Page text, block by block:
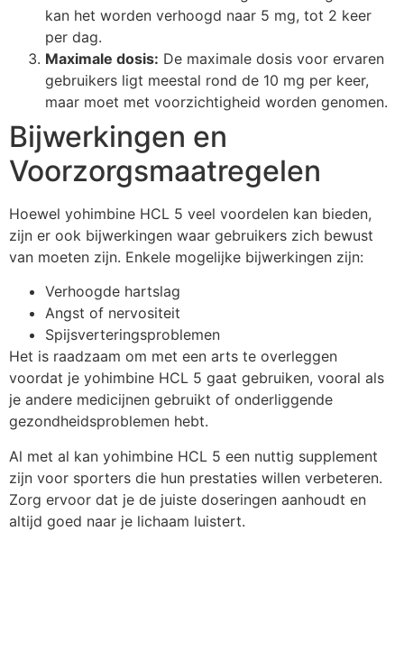
kan het worden verhoogd naar 5 mg, tot 2 keer
per dag.
Maximale dosis: De maximale dosis voor ervaren
gebruikers ligt meestal rond de 10 mg per keer,
maar moet met voorzichtigheid worden genomen.
Bijwerkingen en
Voorzorgsmaatregelen
Hoewel yohimbine HCL 5 veel voordelen kan bieden,
zijn er ook bijwerkingen waar gebruikers zich bewust
van moeten zijn. Enkele mogelijke bijwerkingen zijn:
Verhoogde hartslag
Angst of nervositeit
Spijsverteringsproblemen
Het is raadzaam om met een arts te overleggen
voordat je yohimbine HCL 5 gaat gebruiken, vooral als
je andere medicijnen gebruikt of onderliggende
gezondheidsproblemen hebt.
Al met al kan yohimbine HCL 5 een nuttig supplement
zijn voor sporters die hun prestaties willen verbeteren.
Zorg ervoor dat je de juiste doseringen aanhoudt en
altijd goed naar je lichaam luistert.